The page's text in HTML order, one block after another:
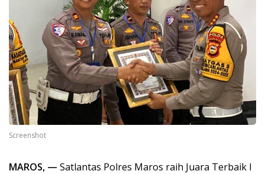
Screenshot
MAROS, — Satlantas Polres Maros raih Juara Terbaik I